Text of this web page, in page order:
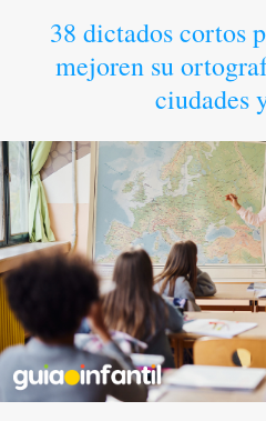
38 dictados cortos
mejoren su
ciudades